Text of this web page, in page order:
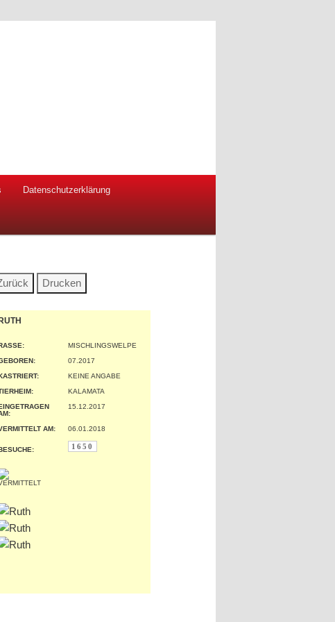
Datenschutzerklärung
RUTH
MISCHLINGSWELPE
07.2017
KEINE ANGABE
KALAMATA
15.12.2017
AM: 06.01.2018
1650